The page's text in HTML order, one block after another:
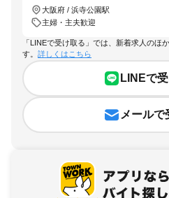
大阪府 / 浜寺公園駅
主婦・主夫歓迎
「LINEで受け取る」では、新着求人のほ
す。 詳しくはこちら
LINEで
メールで